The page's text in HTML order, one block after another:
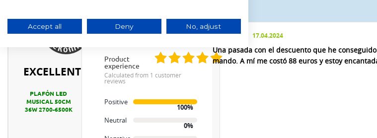
EXCELLENT
PLAFÓN LED
MUSICAL 50CM
36W 2700-6500K
1 5/5
product
experience
calculated from 1 customer
reviews
Positive
100%
Neutral
0%
17.04.2024
Una pasada con el descuento que he
mando. A mí me costó 88 euros y estoy
Accept all Deny No, adjust